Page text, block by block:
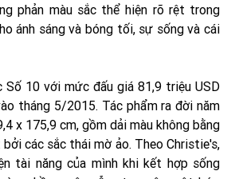
phản màu sắc thể hiện rõ rệt trong
ánh sáng và bóng tối, sự sống và cái
10 với mức đấu giá 81,9 triệu USD
tháng 5/2015. Tác phẩm ra đời năm
x 175,9 cm, gồm dải màu không bằng
các sắc thái mờ ảo. Theo Christie's,
tài năng của mình khi kết hợp sống